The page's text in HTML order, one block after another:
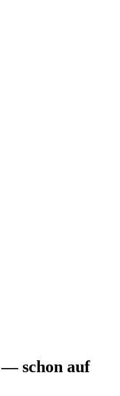
— schon auf